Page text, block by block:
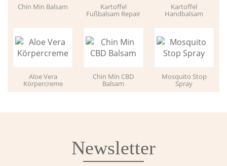
Chin Min Balsam Kartoffel
Fußbalsam Repair
Kartoffel
Handbalsam
Aloe Vera
Körpercreme
Chin Min CBD
Balsam
Mosquito Stop
Spray
Newsletter